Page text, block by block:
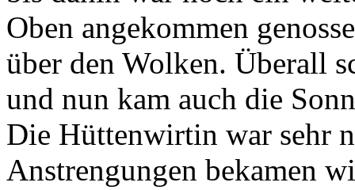
Oben angekommen
über den Wolken. Überall
und nun kam auch die
Die Hüttenwirtin war sehr
Anstrengungen bekamen